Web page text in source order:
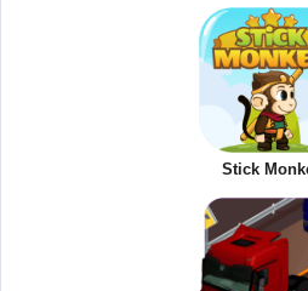
Stick